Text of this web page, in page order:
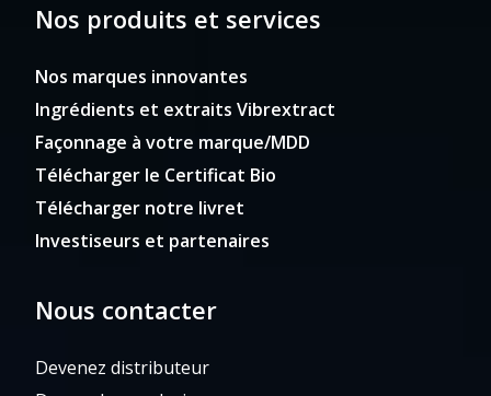
Nos produits et services
Nos marques innovantes
Ingrédients et extraits Vibrextract
Façonnage à votre marque/MDD
Télécharger le Certificat Bio
Télécharger notre livret
Investiseurs et partenaires
Nous contacter
Devenez distributeur